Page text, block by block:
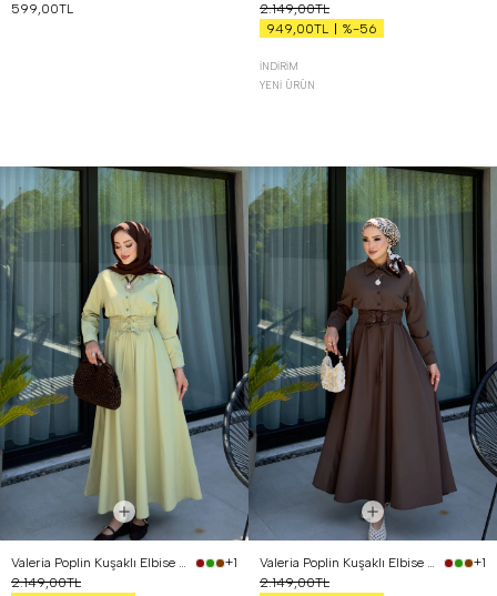
599,00TL
2.149,00TL
949,00TL
%-56
İNDIRIM
YENI ÜRÜN
Valeria Poplin Kuşaklı Elbise Yağ Yeşili
+1
2.149,00TL
Valeria Poplin Kuşaklı Elbise Kahverengi
+1
2.149,00TL